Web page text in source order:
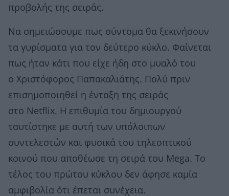
προβολής της σειράς.
Να σημειώσουμε πως σύντομα θα ξεκινήσουν
τα γυρίσματα για τον δεύτερο κύκλο. Φαίνεται
πως ήταν κάτι που είχε ήδη στο μυαλό του
ο Χριστόφορος Παπακαλιάτης. Πολύ πριν
επισημοποιηθεί η ένταξη της σειράς
στο Netflix. Η επιθυμία του δημιουργού
ταυτίστηκε με αυτή των υπόλοιπων
συντελεστών και φυσικά του τηλεοπτικού
κοινού που αποθέωσε τη σειρά του Mega. Το
τέλος του πρώτου κύκλου δεν άφησε καμία
αμφιβολία ότι έπεται συνέχεια.